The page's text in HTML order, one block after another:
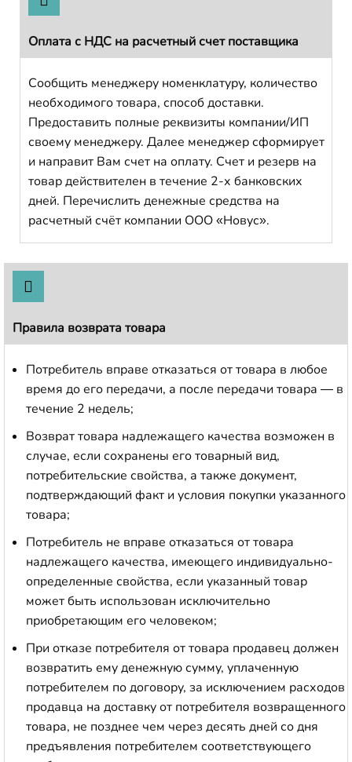
Оплата с НДС на расчетный счет поставщика
Сообщить менеджеру номенклатуру, количество
необходимого товара, способ доставки.
Предоставить полные реквизиты компании/ИП
своему менеджеру. Далее менеджер сформирует
и направит Вам счет на оплату. Счет и резерв на
товар действителен в течение 2-х банковских
дней. Перечислить денежные средства на
расчетный счёт компании ООО «Новус».
Правила возврата товара
Потребитель вправе отказаться от товара в любое
время до его передачи, а после передачи товара — в
течение 2 недель;
Возврат товара надлежащего качества возможен в
случае, если сохранены его товарный вид,
потребительские свойства, а также документ,
подтверждающий факт и условия покупки указанного
товара;
Потребитель не вправе отказаться от товара
надлежащего качества, имеющего индивидуально-
определенные свойства, если указанный товар
может быть использован исключительно
приобретающим его человеком;
При отказе потребителя от товара продавец должен
возвратить ему денежную сумму, уплаченную
потребителем по договору, за исключением расходов
продавца на доставку от потребителя возвращенного
товара, не позднее чем через десять дней со дня
предъявления потребителем соответствующего